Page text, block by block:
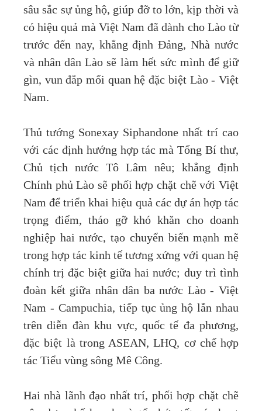
sâu sắc sự ủng hộ, giúp đỡ to lớn, kịp thời và
có hiệu quả mà Việt Nam đã dành cho Lào từ
trước đến nay, khẳng định Đảng, Nhà nước
và nhân dân Lào sẽ làm hết sức mình để giữ
gìn, vun đắp mối quan hệ đặc biệt Lào - Việt
Nam.
Thủ tướng Sonexay Siphandone nhất trí cao
với các định hướng hợp tác mà Tổng Bí thư,
Chủ tịch nước Tô Lâm nêu; khẳng định
Chính phủ Lào sẽ phối hợp chặt chẽ với Việt
Nam để triển khai hiệu quả các dự án hợp tác
trọng điểm, tháo gỡ khó khăn cho doanh
nghiệp hai nước, tạo chuyển biến mạnh mẽ
trong hợp tác kinh tế tương xứng với quan hệ
chính trị đặc biệt giữa hai nước; duy trì tình
đoàn kết giữa nhân dân ba nước Lào - Việt
Nam - Campuchia, tiếp tục ủng hộ lẫn nhau
trên diễn đàn khu vực, quốc tế đa phương,
đặc biệt là trong ASEAN, LHQ, cơ chế hợp
tác Tiểu vùng sông Mê Công.
Hai nhà lãnh đạo nhất trí, phối hợp chặt chẽ